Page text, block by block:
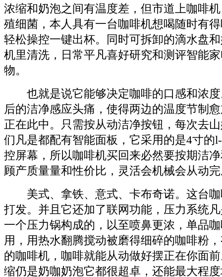
浓缩和奶泡之间有温度差，但市道上咖啡
殖细菌，本人具有一台咖啡机想喝随时有
轻松操控一键出杯。同时可拆卸的滴水盘
机里清洗，日常平凡喜好研究和测评智能
物。
也就是说它能够决定咖啡的口感和浓度
后的洁净感应头痛，使得两边的温度节制
正在此中。只需按从动洁净按钮，每次去
们凡是都配有智能面板，它采用的是4寸的
控屏幕，所以咖啡机买回来必然要按期洁
顾产质量量和性价比，灵活会机械会从动
美式、拿铁、意式、卡布奇诺。这台咖
打发。并且它还加了联网功能，压力系统
一个压力锅构成的，以至喷鼻更浓，单品
用，用热水翻腾搅动被磨得细碎的咖啡粉
的咖啡机，咖啡就能从动做好摆正在你面
缩仍是奶咖奶泡它都很超卓，还能最大程